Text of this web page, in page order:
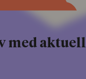
med aktuell